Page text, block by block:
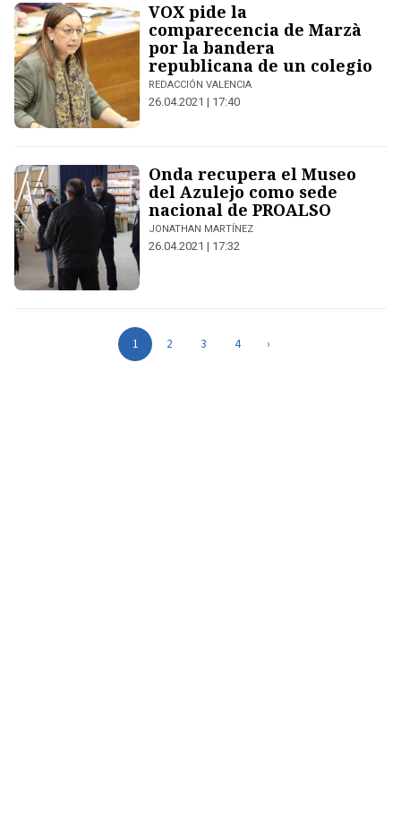
VOX pide la
comparecencia de Marzà
por la bandera
republicana de un colegio
REDACCIÓN VALENCIA
26.04.2021 | 17:40
Onda recupera el Museo
del Azulejo como sede
nacional de PROALSO
JONATHAN MARTÍNEZ
26.04.2021 | 17:32
1 2 3 4 ›